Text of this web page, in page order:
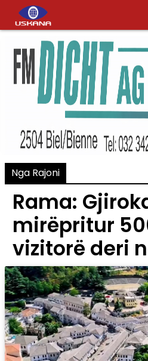
Nga Rajoni
Rama:
mirëpritur
vizitorë deri